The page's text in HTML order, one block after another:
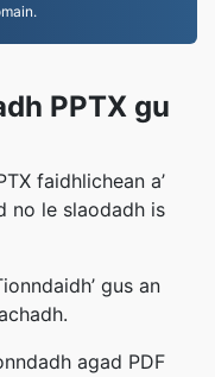
PPTX gu
faidhlichean a’
no le slaodadh is
gus an
agad PDF